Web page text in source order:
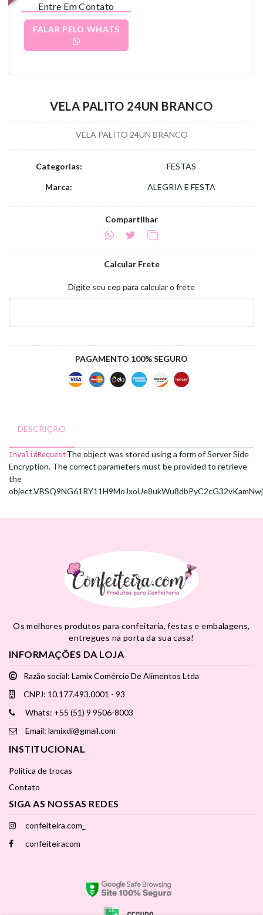
Entre Em Contato
FALAR PELO WHATS
VELA PALITO 24UN BRANCO
VELA PALITO 24UN BRANCO
Categorias: FESTAS
Marca: ALEGRIA E FESTA
Compartilhar
Calcular Frete
Digite seu cep para calcular o frete
PAGAMENTO 100% SEGURO
DESCRIÇÃO
InvalidRequestThe object was stored using a form of Server Side
Encryption. The correct parameters must be provided to retrieve
the
object.VBSQ9NG61RY11H9M
Os melhores produtos para confeitaria, festas e embalagens,
entregues na porta da sua casa!
INFORMAÇÕES DA LOJA
Razão social: Lamix Comércio De Alimentos Ltda
CNPJ: 10.177.493.0001 - 93
Whats: +55 (51) 9 9506-8003
Email: lamixdi@gmail.com
INSTITUCIONAL
Política de trocas
Contato
SIGA AS NOSSAS REDES
confeiteira.com_
confeiteiracom